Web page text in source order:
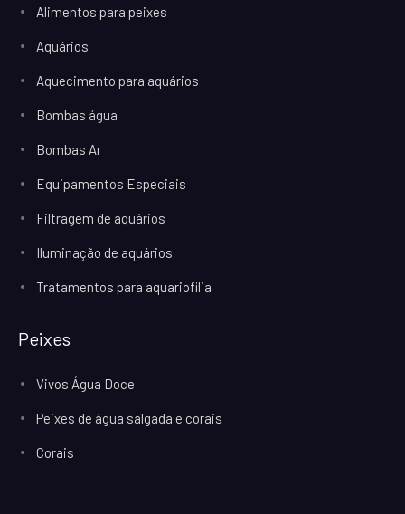
Alimentos para peixes
Aquários
Aquecimento para aquários
Bombas água
Bombas Ar
Equipamentos Especiais
Filtragem de aquários
Iluminação de aquários
Tratamentos para aquariofilia
Peixes
Vivos Água Doce
Peixes de água salgada e corais
Corais